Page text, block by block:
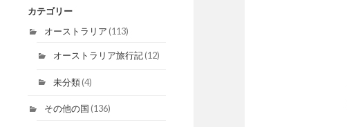
カテゴリー
オーストラリア (113)
オーストラリア旅行記(12)
未分類(4)
その他の国 (136)